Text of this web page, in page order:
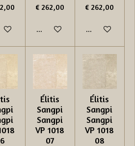
€ 262,00
In winkelwagen
€ 262,00
In
Élitis
Sangpi
Sangpi
VP 1018
07
Élitis
Sangpi
Sangpi
VP 1018
08